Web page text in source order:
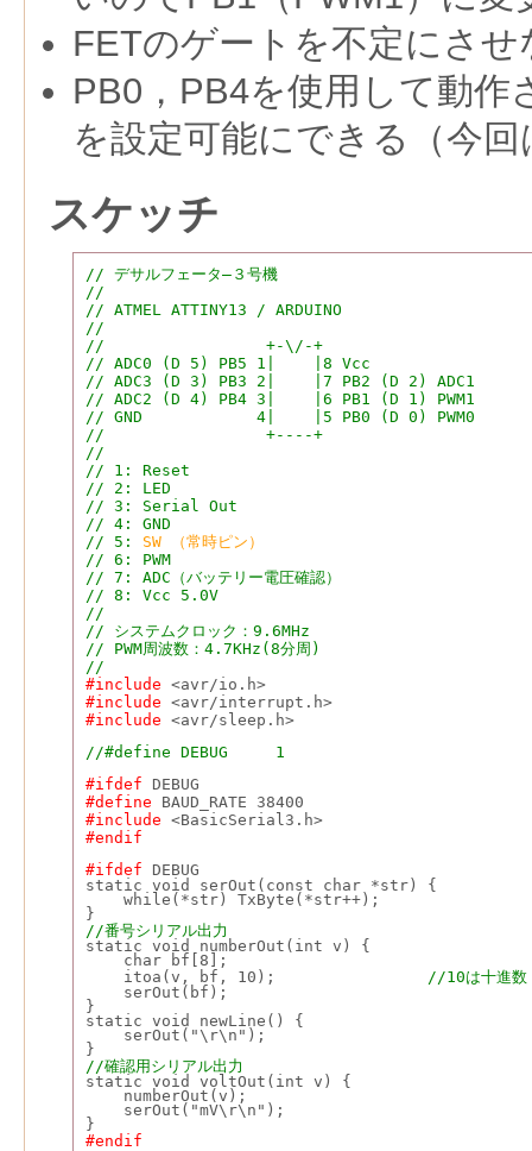
FETのゲートを不定にさ
PB0，PB4を使用して動作
を設定可能にできる（今
スケッチ
// デサルフェータ―３号機
//
// ATMEL ATTINY13 / ARDUINO
//
//                 +-\/-+
// ADC0 (D 5) PB5 1|    |8 Vcc
// ADC3 (D 3) PB3 2|    |7 PB2 (D 2) ADC1
// ADC2 (D 4) PB4 3|    |6 PB1 (D 1) PWM1
// GND            4|    |5 PB0 (D 0) PWM0
//                 +----+
//
// 1: Reset
// 2: LED
// 3: Serial Out
// 4: GND
// 5: SW （常時ピン）
// 6: PWM
// 7: ADC（バッテリー電圧確認）
// 8: Vcc 5.0V
//
// システムクロック：9.6MHz
// PWM周波数：4.7KHz(8分周)
//
#include <avr/io.h>
#include <avr/interrupt.h>
#include <avr/sleep.h>
//#define DEBUG     1
#ifdef DEBUG
#define BAUD_RATE 38400
#include <BasicSerial3.h>
#endif
#ifdef DEBUG
static void serOut(const char *str) {
while(*str) TxByte(*str++);
}
//番号シリアル出力
static void numberOut(int v) {
char bf[8];
itoa(v, bf, 10); //10は十進数
serOut(bf);
}
static void newLine() {
serOut("\r\n");
}
//確認用シリアル出力
static void voltOut(int v) {
numberOut(v);
serOut("mV\r\n");
}
#endif